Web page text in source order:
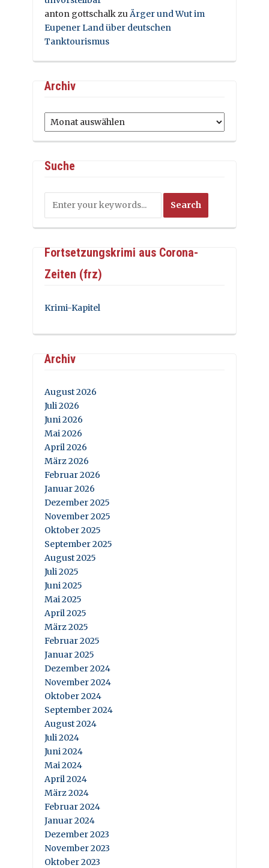
anton gottschalk zu Ärger und Wut im
Eupener Land über deutschen
Tanktourismus
Archiv
Archiv
Suche
Fortsetzungskrimi aus Corona-
Zeiten (frz)
Krimi-Kapitel
Archiv
August 2026
Juli 2026
Juni 2026
Mai 2026
April 2026
März 2026
Februar 2026
Januar 2026
Dezember 2025
November 2025
Oktober 2025
September 2025
August 2025
Juli 2025
Juni 2025
Mai 2025
April 2025
März 2025
Februar 2025
Januar 2025
Dezember 2024
November 2024
Oktober 2024
September 2024
August 2024
Juli 2024
Juni 2024
Mai 2024
April 2024
März 2024
Februar 2024
Januar 2024
Dezember 2023
November 2023
Oktober 2023